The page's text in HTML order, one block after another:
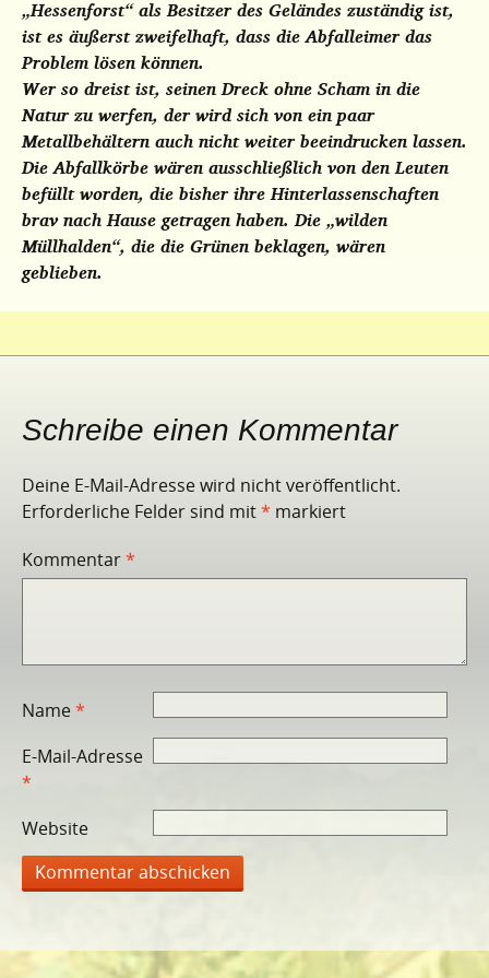
„Hessenforst“ als Besitzer des Geländes zuständig ist,
ist es äußerst zweifelhaft, dass die Abfalleimer das
Problem lösen können.
Wer so dreist ist, seinen Dreck ohne Scham in die
Natur zu werfen, der wird sich von ein paar
Metallbehältern auch nicht weiter beeindrucken lassen.
Die Abfallkörbe wären ausschließlich von den Leuten
befüllt worden, die bisher ihre Hinterlassenschaften
brav nach Hause getragen haben. Die „wilden
Müllhalden“, die die Grünen beklagen, wären
geblieben.
Schreibe einen Kommentar
Deine E-Mail-Adresse wird nicht veröffentlicht.
Erforderliche Felder sind mit* markiert
Kommentar*
Name*
E-Mail-Adresse
*
Website